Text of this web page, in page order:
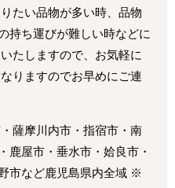
たい品物が多い時、品物
持ち運びが難しい時などに
たしますので、お気軽に
りますのでお早めにご連
薩摩川内市・指宿市・南
鹿屋市・垂水市・姶良市・
市など鹿児島県内全域 ※